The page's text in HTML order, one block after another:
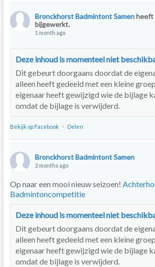
Bronckhorst Badmintont Samenheeft
bijgewerkt.
1 month ago
Deze inhoud is momenteel niet
Dit gebeurt doorgaans doordat de
alleen heeft gedeeld met een kleine
eigenaar heeft gewijzigd wie de bijlage
omdat de bijlage is verwijderd.
Bekijk op Facebook · Delen
Bronckhorst Badmintont Samen
2 months ago
Op naar een mooi nieuw seizoen!
Badmintoncompetitie
Deze inhoud is momenteel niet
Dit gebeurt doorgaans doordat de
alleen heeft gedeeld met een kleine
eigenaar heeft gewijzigd wie de bijlage
omdat de bijlage is verwijderd.